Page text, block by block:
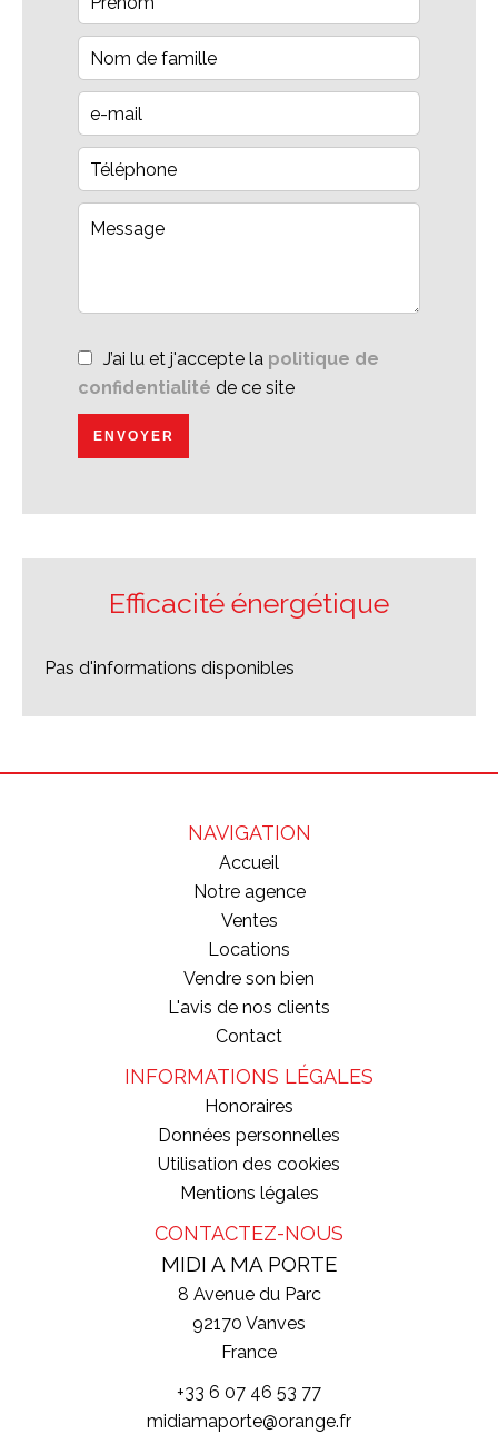
J’ai lu et j'accepte la politique de
confidentialité de ce site
ENVOYER
Efficacité énergétique
Pas d'informations disponibles
NAVIGATION
Accueil
Notre agence
Ventes
Locations
Vendre son bien
L'avis de nos clients
Contact
INFORMATIONS LÉGALES
Honoraires
Données personnelles
Utilisation des cookies
Mentions légales
CONTACTEZ-NOUS
MIDI A MA PORTE
8 Avenue du Parc
92170 Vanves
France
+33 6 07 46 53 77
midiamaporte@orange.fr